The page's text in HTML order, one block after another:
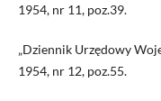
1954, nr 11, poz.39.
„Dziennik Urzędowy
1954, nr 12, poz.55.